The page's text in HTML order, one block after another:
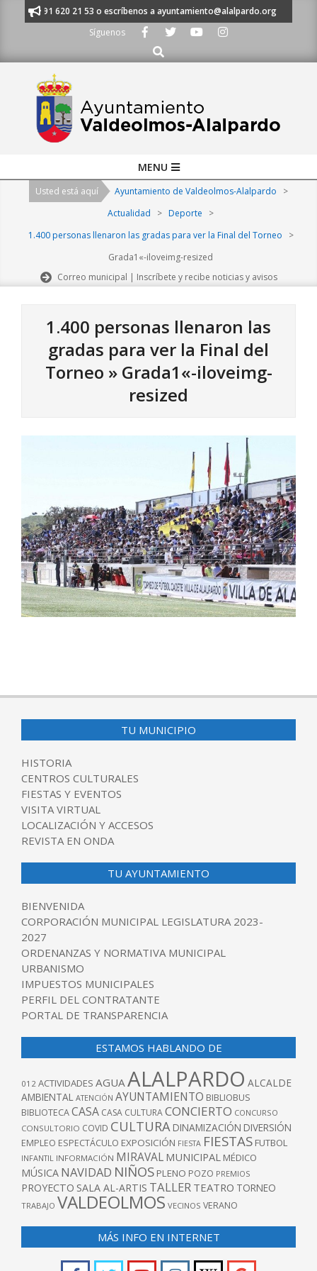
al 91 620 21 53 o escríbenos a ayuntamiento@alalpardo.org
Síguenos
Buscar
Navigation
MENU
Usted está aquí Ayuntamiento de Valdeolmos-Alalpardo
>
Actualidad
> Deporte
>
1.400 personas llenaron las gradas para ver la Final del Torneo
>
Grada1«-iloveimg-resized
Correo municipal | Inscríbete y recibe noticias y avisos
1.400 personas llenaron las
gradas para ver la Final del
Torneo » Grada1«-iloveimg-
resized
TU MUNICIPIO
HISTORIA
CENTROS CULTURALES
FIESTAS Y EVENTOS
VISITA VIRTUAL
LOCALIZACIÓN Y ACCESOS
REVISTA EN ONDA
TU AYUNTAMIENTO
BIENVENIDA
CORPORACIÓN MUNICIPAL LEGISLATURA 2023-
2027
ORDENANZAS Y NORMATIVA MUNICIPAL
URBANISMO
IMPUESTOS MUNICIPALES
PERFIL DEL CONTRATANTE
PORTAL DE TRANSPARENCIA
ESTAMOS HABLANDO DE
012 ACTIVIDADES AGUA ALALPARDO ALCALDE
AMBIENTAL ATENCIÓN AYUNTAMIENTO BIBLIOBUS
BIBLIOTECACASA CASA CULTURACONCIERTO CONCURSO
CONSULTORIO COVID CULTURA DINAMIZACIÓN DIVERSIÓN
EMPLEO ESPECTÁCULO EXPOSICIÓN FIESTA FIESTAS FUTBOL
INFANTIL INFORMACIÓN MIRAVAL MUNICIPAL MÉDICO
MÚSICA NAVIDAD NIÑOS PLENO POZO PREMIOS
PROYECTO SALA AL-ARTIS TALLER TEATRO TORNEO
TRABAJO VALDEOLMOS VECINOS VERANO
MÁS INFO EN INTERNET